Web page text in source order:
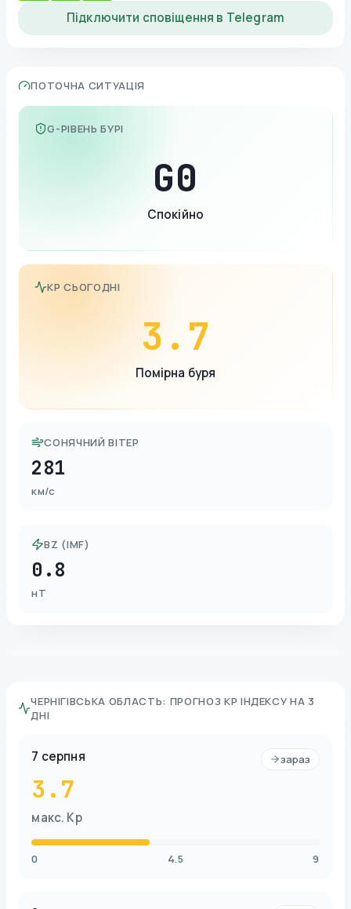
Підключити сповіщення в Telegram
ПОТОЧНА СИТУАЦІЯ
G-РІВЕНЬ БУРІ
G0
Спокійно
KP СЬОГОДНІ
3.7
Помірна буря
СОНЯЧНИЙ ВІТЕР
281
км/с
BZ (IMF)
0.8
нТ
ЧЕРНІГІВСЬКА ОБЛАСТЬ: ПРОГНОЗ KP ІНДЕКСУ НА 3
ДНІ
7 серпня
3.7
макс. Kp
зараз
0 4.5 9